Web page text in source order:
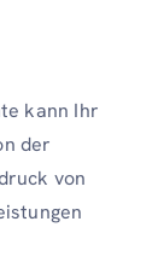
kann Ihr
der
von